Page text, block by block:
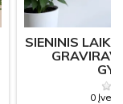
SIENINIS
0